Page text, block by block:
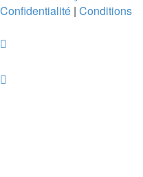
Confidentialité | Conditions